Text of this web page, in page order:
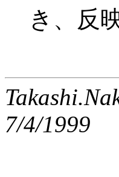
き、反
7/4/1999